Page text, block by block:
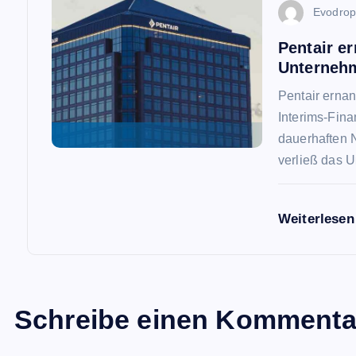
Evodrop
Pentair
Pentair
Interims-
dauerhaften
verließ das
Weiterlesen
Schreibe einen